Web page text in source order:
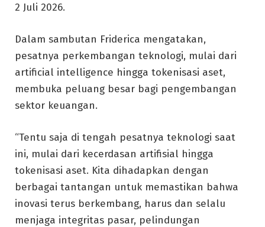
2 Juli 2026.
Dalam sambutan Friderica mengatakan,
pesatnya perkembangan teknologi, mulai dari
artificial intelligence hingga tokenisasi aset,
membuka peluang besar bagi pengembangan
sektor keuangan.
“Tentu saja di tengah pesatnya teknologi saat
ini, mulai dari kecerdasan artifisial hingga
tokenisasi aset. Kita dihadapkan dengan
berbagai tantangan untuk memastikan bahwa
inovasi terus berkembang, harus dan selalu
menjaga integritas pasar, pelindungan